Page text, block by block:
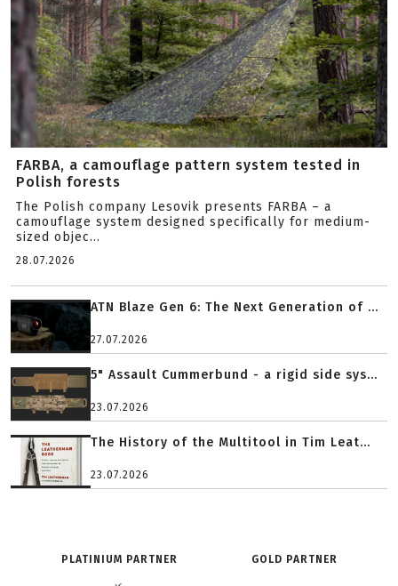
FARBA, a camouflage pattern system tested in
Polish forests
The Polish company Lesovik presents FARBA – a
camouflage system designed specifically for medium-
sized objec...
28.07.2026
ATN Blaze Gen 6: The Next Generation of ...
27.07.2026
5" Assault Cummerbund - a rigid side sys...
23.07.2026
The History of the Multitool in Tim Leat...
23.07.2026
PLATINIUM PARTNER GOLD PARTNER